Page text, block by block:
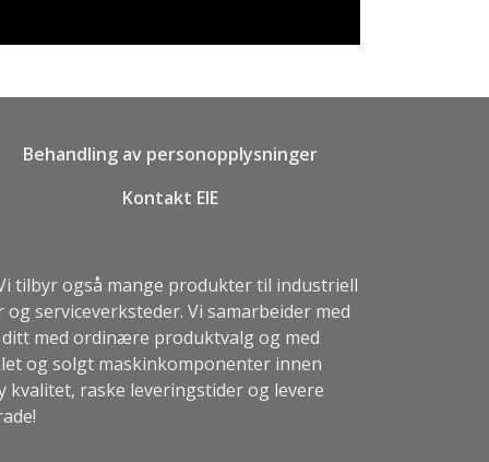
Behandling av personopplysninger
Kontakt EIE
tilbyr også mange produkter til industriell
serviceverksteder. Vi samarbeider med
med ordinære produktvalg og med
og solgt maskinkomponenter innen
raske leveringstider og levere
!